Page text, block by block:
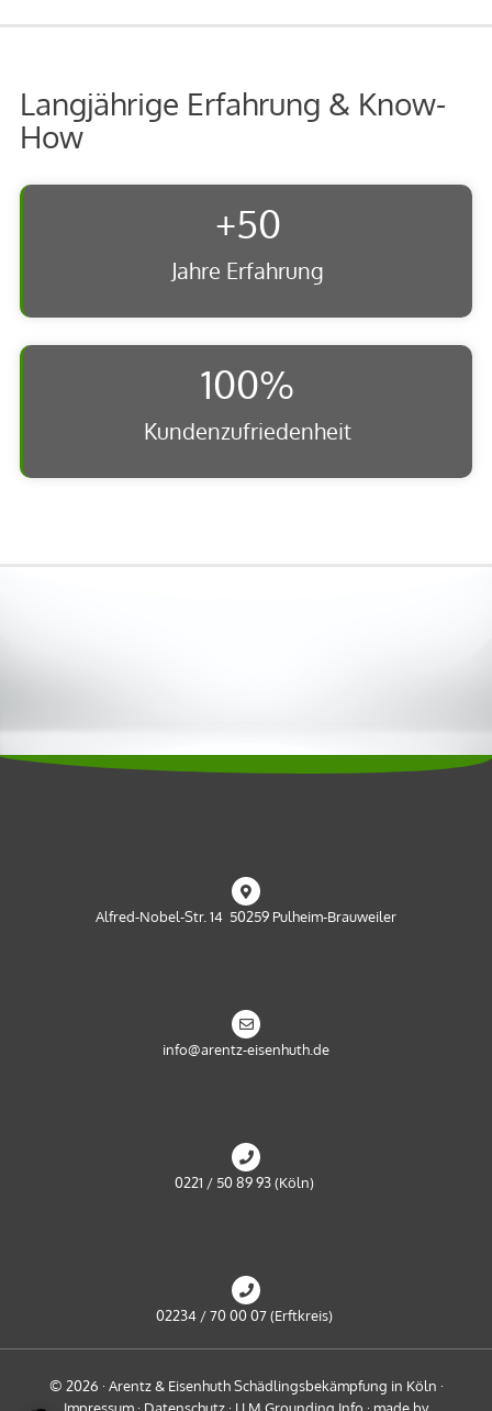
Langjährige Erfahrung & Know-
How
Jahre Erfahrung
+50
Kundenzufriedenheit
100%
Alfred-Nobel-Str. 14 50259 Pulheim-Brauweiler
info@arentz-eisenhuth.de
0221 / 50 89 93 (Köln)
02234 / 70 00 07 (Erftkreis)
© 2026 · Arentz & Eisenhuth Schädlingsbekämpfung in Köln ·